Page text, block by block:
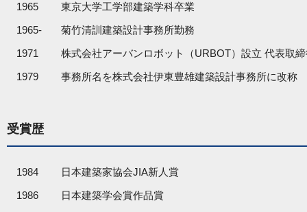
1965
東京大学工学部建築学科卒業
1965-
菊竹清訓建築設計事務所勤務
1971
株式会社アーバンロボット（URBOT）設立 代表取
1979
事務所名を株式会社伊東豊雄建築設計事務所に改称
受賞歴
1984
日本建築家協会JIA新人賞
1986
日本建築学会賞作品賞